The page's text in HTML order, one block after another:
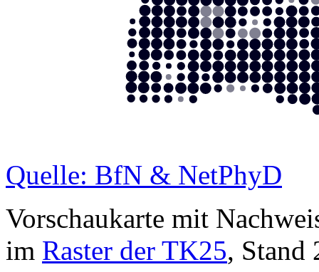
Quelle: BfN & NetPhyD
Vorschaukarte mit
im Raster der TK25, Stand